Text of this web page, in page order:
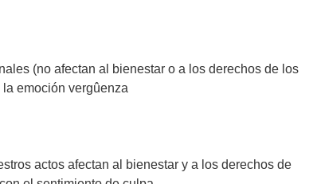
(no afectan al bienestar o a los derechos de los
emoción vergûenza
actos afectan al bienestar y a los derechos de